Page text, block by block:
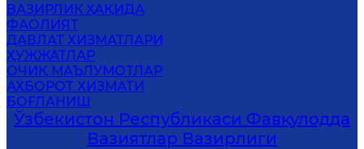
ВАЗИРЛИК ҲАҚИДА
ФАОЛИЯТ
ДАВЛАТ ХИЗМАТЛАРИ
ҲУЖЖАТЛАР
ОЧИҚ МАЪЛУМОТЛАР
АХБОРОТ ХИЗМАТИ
БОҒЛАНИШ
Ўзбекистон Республикаси Фавқулодда
Вазиятлар Вазирлиги